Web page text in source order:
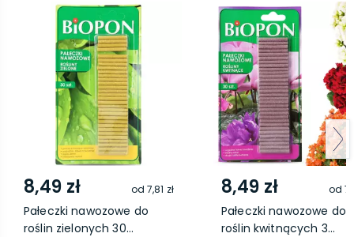
8,49 zł od7,81 zł
Pałeczki nawozowe do
roślin zielonych 30...
8,49 zł od
Pałeczki nawozowe do
roślin kwitnących 3...